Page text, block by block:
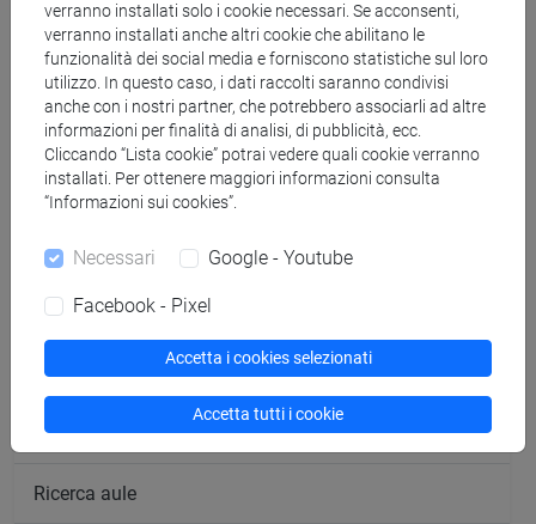
Pubblicazioni
Cerca nel sito
Ricerca persone
Ricerca insegnamenti
Ricerca aule
verranno installati solo i cookie necessari. Se acconsenti,
verranno installati anche altri cookie che abilitano le
funzionalità dei social media e forniscono statistiche sul loro
utilizzo. In questo caso, i dati raccolti saranno condivisi
anche con i nostri partner, che potrebbero associarli ad altre
informazioni per finalità di analisi, di pubblicità, ecc.
Cliccando “Lista cookie” potrai vedere quali cookie verranno
installati. Per ottenere maggiori informazioni consulta
“Informazioni sui cookies”.
Necessari Google - Youtube
Facebook - Pixel
Accetta i cookies selezionati
Accetta tutti i cookie